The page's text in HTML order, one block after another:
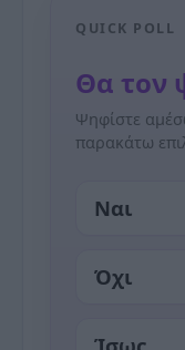
QUICK POLL
Θα τον
Ψηφίστε
παρακάτω
Ναι
Όχι